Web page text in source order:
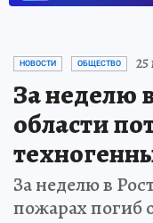
НОВОСТИ ОБЩЕСТВО 25
За неделю
области
За неделю в
пожарах погиб